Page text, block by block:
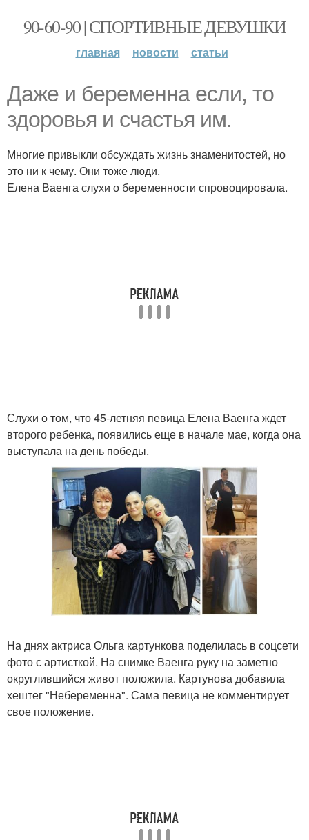
90-60-90 | СПОРТИВНЫЕ ДЕВУШКИ
главная новости статьи
Даже и беременна если, то
здоровья и счастья им.
Многие привыкли обсуждать жизнь знаменитостей, но
это ни к чему. Они тоже люди.
Елена Ваенга слухи о беременности спровоцировала.
Слухи о том, что 45-летняя певица Елена Ваенга ждет
второго ребенка, появились еще в начале мае, когда она
выступала на день победы.
На днях актриса Ольга картункова поделилась в соцсети
фото с артисткой. На снимке Ваенга руку на заметно
округлившийся живот положила. Картунова добавила
хештег "Небеременна". Сама певица не комментирует
свое положение.